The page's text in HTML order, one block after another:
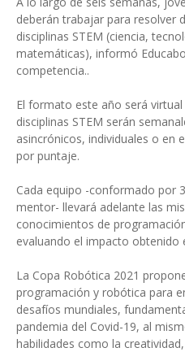
deberán trabajar para resolver
disciplinas STEM (ciencia,
matemáticas), informó
competencia..
El formato este año será
disciplinas STEM serán
asincrónicos, individuales o en
por puntaje.
Cada equipo -conformado por
mentor- llevará adelante las
conocimientos de
evaluando el impacto obtenido
La Copa Robótica 2021
programación y robótica para
desafíos mundiales,
pandemia del Covid-19, al
habilidades como la